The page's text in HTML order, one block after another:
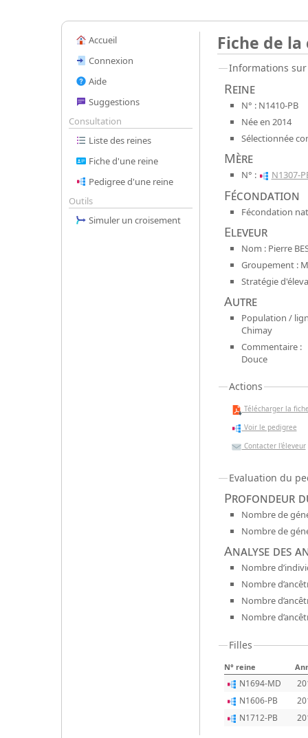
Accueil
Connexion
Aide
Suggestions
Consultation
Liste des reines
Fiche d'une reine
Pedigree d'une reine
Outils
Simuler un croisement
Fiche de la
Informations
Reine
N° : N1410-PB
Née en 2014
Sélectionnée
Mère
N° : N1307-
Fécondation
Fécondation
Eleveur
Nom : Pierre
Groupement :
Stratégie
Autre
Population /
Chimay
Commentaire :
Douce
Actions
Télécharger la
Voir le pedigree
Contacter l'éleveur
Evaluation du
Profondeur
Nombre de
Nombre de
Analyse des
Nombre
Nombre
Nombre
Nombre
Filles
N° reine
N1694-MD
N1606-PB
N1712-PB